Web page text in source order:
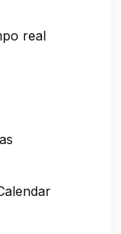
real